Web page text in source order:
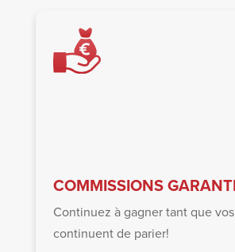
COMMISSIONS
Continuez à gagner tant que
continuent de parier!